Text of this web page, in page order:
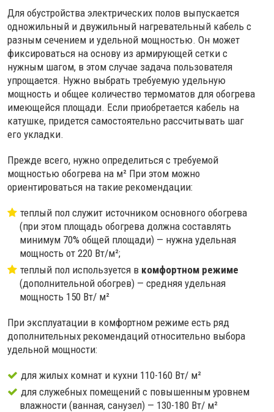
Для обустройства электрических полов выпускается
одножильный и двужильный нагревательный кабель с
разным сечением и удельной мощностью. Он может
фиксироваться на основу из армирующей сетки с
нужным шагом, в этом случае задача пользователя
упрощается. Нужно выбрать требуемую удельную
мощность и общее количество термоматов для обогрева
имеющейся площади. Если приобретается кабель на
катушке, придется самостоятельно рассчитывать шаг
его укладки.
Прежде всего, нужно определиться с требуемой
мощностью обогрева на м² При этом можно
ориентироваться на такие рекомендации:
теплый пол служит источником основного обогрева
(при этом площадь обогрева должна составлять
минимум 70% общей площади) — нужна удельная
мощность от 220 Вт/м²;
теплый пол используется в комфортном режиме
(дополнительной обогрев) — средняя удельная
мощность 150 Вт/ м²
При эксплуатации в комфортном режиме есть ряд
дополнительных рекомендаций относительно выбора
удельной мощности:
для жилых комнат и кухни 110-160 Вт/ м²
для служебных помещений с повышенным уровнем
влажности (ванная, санузел) — 130-180 Вт/ м²